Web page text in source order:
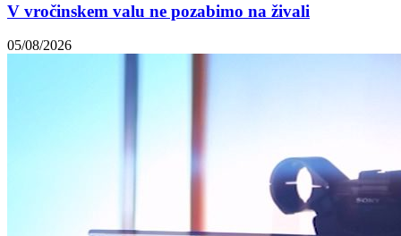
V vročinskem valu ne pozabimo na živali
05/08/2026